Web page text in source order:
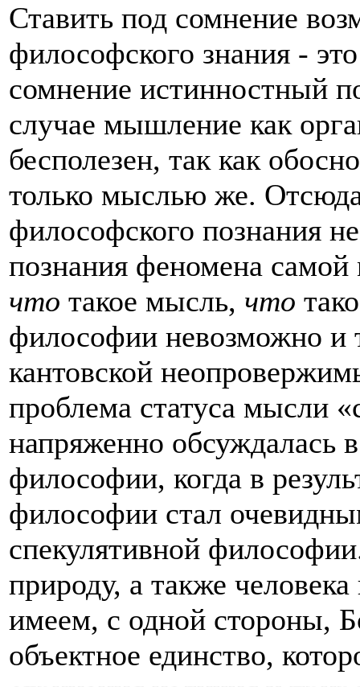
Ставить под сомнение
философского знания -
сомнение истинностный
случае мышление как
бесполезен, так как
только мыслью же. Отсюда
философского познания
познания феномена
что такое мысль, что
философии невозможно и
кантовской
проблема статуса мысли
напряженно обсуждалась
философии, когда в
философии стал
спекулятивной
природу, а также
имеем, c одной стороны,
объектное единство,